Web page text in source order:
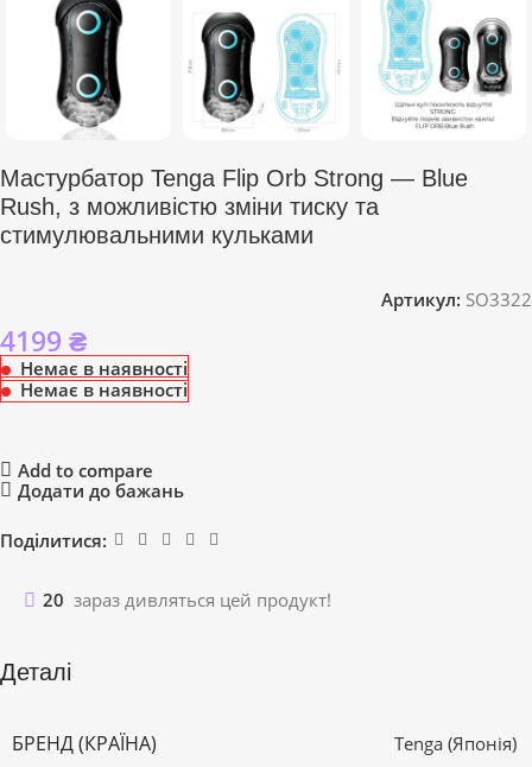
Мастурбатор Tenga Flip Orb Strong — Blue
Rush, з можливістю зміни тиску та
стимулювальними кульками
Артикул: SO3322
4199 ₴
Немає в наявності
Немає в наявності
Add to compare
Додати до бажань
Поділитися:
20 зараз дивляться цей продукт!
Деталі
БРЕНД (КРАЇНА) Tenga (Японія)